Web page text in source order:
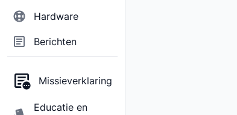
Hardware
Berichten
Missieverklaring
Educatie en